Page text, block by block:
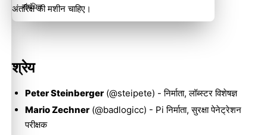
अंतरिक्ष की मशीन चाहिए।
श्रेय
Peter Steinberger(@steipete) - निर्माता, लॉब्स्टर विशेषज्ञ
Mario Zechner(@badlogicc) - Pi निर्माता, सुरक्षा पेनेट्रेशन
परीक्षक
संबंधित